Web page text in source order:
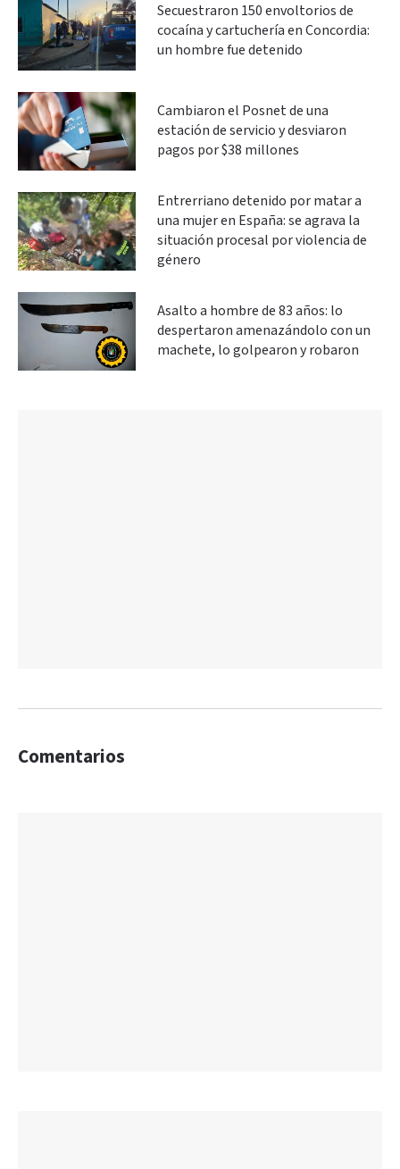
Secuestraron 150 envoltorios de
cocaína y cartuchería en Concordia:
un hombre fue detenido
Cambiaron el Posnet de una
estación de servicio y desviaron
pagos por $38 millones
Entrerriano detenido por matar a
una mujer en España: se agrava la
situación procesal por violencia de
género
Asalto a hombre de 83 años: lo
despertaron amenazándolo con un
machete, lo golpearon y robaron
Comentarios